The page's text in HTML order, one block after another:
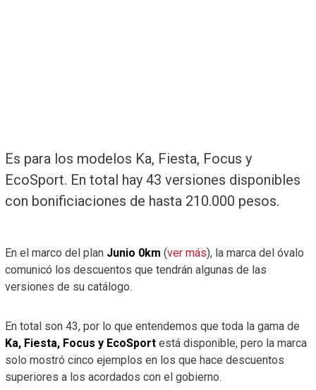
Es para los modelos Ka, Fiesta, Focus y
EcoSport. En total hay 43 versiones disponibles
con bonificiaciones de hasta 210.000 pesos.
En el marco del plan Junio 0km (ver más), la marca del óvalo
comunicó los descuentos que tendrán algunas de las
versiones de su catálogo.
En total son 43, por lo que entendemos que toda la gama de
Ka, Fiesta, Focus y EcoSportestá disponible, pero la marca
solo mostró cinco ejemplos en los que hace descuentos
superiores a los acordados con el gobierno.